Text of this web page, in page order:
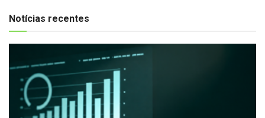
Notícias recentes